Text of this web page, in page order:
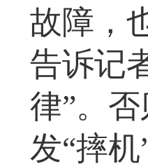
故障，
告诉记
律”。
发“摔